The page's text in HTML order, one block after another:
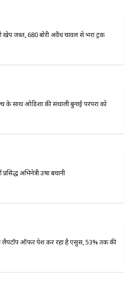
खेप जब्त, 680 बोरी अवैध चावल से भरा ट्रक
के साथ ओडिशा की संथाली बुनाई परंपरा को
अभिनेत्री उषा बचानी
लैपटॉप ऑफर पेश कर रहा है एसुस, 53% तक की